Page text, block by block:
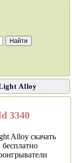
Alloy
3340